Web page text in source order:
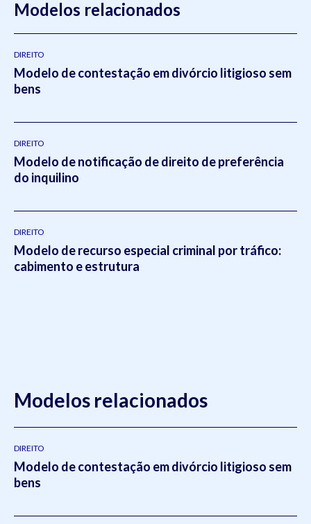
Modelos relacionados
DIREITO
Modelo de contestação em divórcio litigioso sem
bens
DIREITO
Modelo de notificação de direito de preferência
do inquilino
DIREITO
Modelo de recurso especial criminal por tráfico:
cabimento e estrutura
Modelos relacionados
DIREITO
Modelo de contestação em divórcio litigioso sem
bens